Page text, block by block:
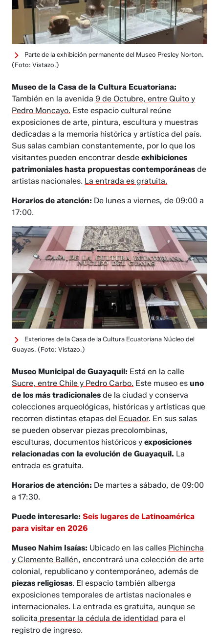
Parte de la exhibición permanente del Museo Presley Norton.
(Foto: Vistazo.)
Museo de la Casa de la Cultura Ecuatoriana:
También en la avenida 9 de Octubre, entre Quito y
Pedro Moncayo. Este espacio cultural reúne
exposiciones de arte, pintura, escultura y muestras
dedicadas a la memoria histórica y artística del país.
Sus salas cambian constantemente, por lo que los
visitantes pueden encontrar desdeexhibiciones
patrimoniales hasta propuestas contemporáneas de
artistas nacionales. La entrada es gratuita.
Horarios de atención: De lunes a viernes, de 09:00 a
17:00.
Exteriores de la Casa de la Cultura Ecuatoriana Núcleo del
Guayas. (Foto: Vistazo.)
Museo Municipal de Guayaquil: Está en la calle
Sucre, entre Chile y Pedro Carbo. Este museo esuno
de los más tradicionalesde la ciudad y conserva
colecciones arqueológicas, históricas y artísticas que
recorren distintas etapas del Ecuador. En sus salas
se pueden observar piezas precolombinas,
esculturas, documentos históricos yexposiciones
relacionadas con la evolución de Guayaquil. La
entrada es gratuita.
Horarios de atención: De martes a sábado, de 09:00
a 17:30.
Puede interesarle: Seis lugares de Latinoamérica
para visitar en 2026
Museo Nahim Isaías: Ubicado en las calles Pichincha
y Clemente Ballén, encontrará una colección de arte
colonial, republicano y contemporáneo, además de
piezas religiosas. El espacio también alberga
exposiciones temporales de artistas nacionales e
internacionales. La entrada es gratuita, aunque se
solicita presentar la cédula de identidad para el
registro de ingreso.